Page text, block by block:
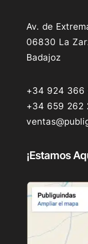
Av. de
06830 La
Badajoz
+34 924 366
+34 659 262
¡Estamos